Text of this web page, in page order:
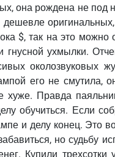
она рождена не
дешевле
$, так на это можно
ухмылки.
околозвуковых
его не смутила,
хуже. Правда
обучиться. Если
и делу конец. Это
но судьбу
Купили